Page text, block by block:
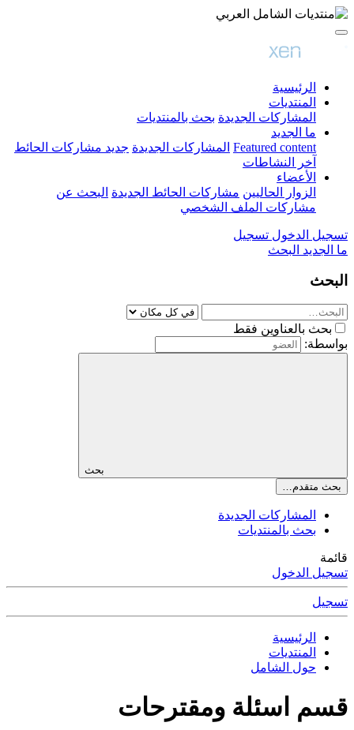
الرئيسية
المنتديات
المشاركات الجديدة بحث بالمنتديات
ما الجديد
Featured content المشاركات الجديدة جديد مشاركات الحائط
آخر النشاطات
الأعضاء
الزوار الحاليين مشاركات الحائط الجديدة البحث عن
مشاركات الملف الشخصي
تسجيل الدخول تسجيل
ما الجديد البحث
البحث
بحث بالعناوين فقط
بواسطة:
بحث
بحث متقدم…
المشاركات الجديدة
بحث بالمنتديات
قائمة
تسجيل الدخول
تسجيل
الرئيسية
المنتديات
حول الشامل
قسم اسئلة ومقترحات